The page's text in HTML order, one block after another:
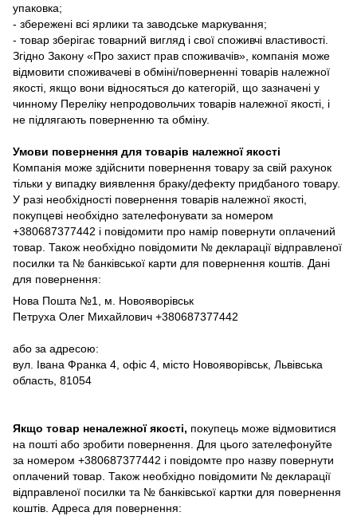
упаковка;
- збережені всі ярлики та заводське маркування;
- товар зберігає товарний вигляд і свої споживчі властивості.
Згідно Закону «Про захист прав споживачів», компанія може
відмовити споживачеві в обміні/поверненні товарів належної
якості, якщо вони відносяться до категорій, що зазначені у
чинному Переліку непродовольчих товарів належної якості, і
не підлягають поверненню та обміну.
Умови повернення для товарів належної якості
Компанія може здійснити повернення товару за свій рахунок
тільки у випадку виявлення браку/дефекту придбаного товару.
У разі необхідності повернення товарів належної якості,
покупцеві необхідно зателефонувати за номером
+380687377442 і повідомити про намір повернути оплачений
товар. Також необхідно повідомити № декларації відправленої
посилки та № банківської карти для повернення коштів. Дані
для повернення:
Нова Пошта №1, м. Новояворівськ
Петруха Олег Михайлович +380687377442
або за адресою:
вул. Івана Франка 4, офіс 4, місто Новояворівськ, Львівська
область, 81054
Якщо товар неналежної якості, покупець може відмовитися
на пошті або зробити повернення. Для цього зателефонуйте
за номером +380687377442 і повідомте про назву повернути
оплачений товар. Також необхідно повідомити № декларації
відправленої посилки та № банківської картки для повернення
коштів. Адреса для повернення: